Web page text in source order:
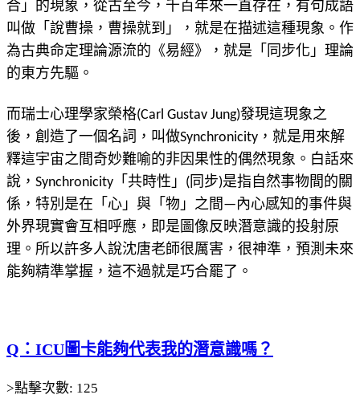
合」的現象，從古至今，千百年來一直存在，有句成語
叫做「說曹操，曹操就到」，就是在描述這種現象。作
為古典命定理論源流的《易經》，就是「同步化」理論
的東方先驅。
而瑞士心理學家榮格(Carl Gustav Jung)發現這現象之
後，創造了一個名詞，叫做Synchronicity，就是用來解
釋這宇宙之間奇妙難喻的非因果性的偶然現象。白話來
說，Synchronicity「共時性」(同步)是指自然事物間的關
係，特別是在「心」與「物」之間—內心感知的事件與
外界現實會互相呼應，即是圖像反映潛意識的投射原
理。所以許多人說沈唐老師很厲害，很神準，預測未來
能夠精準掌握，這不過就是巧合罷了。
Q：ICU圖卡能夠代表我的潛意識嗎？
>點擊次數: 125